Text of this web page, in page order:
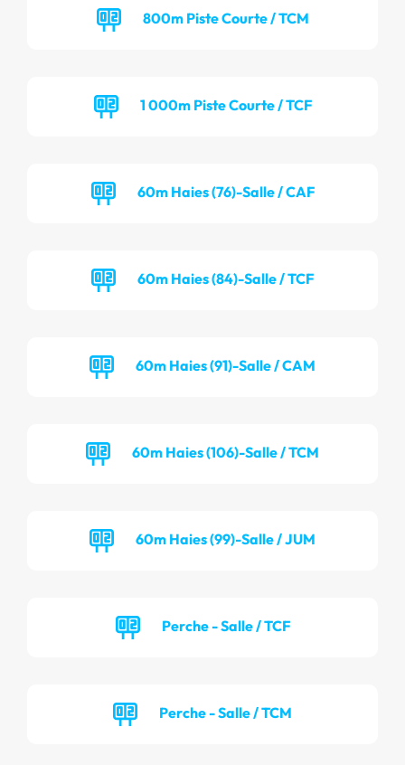
800m Piste Courte / TCM
1 000m Piste Courte / TCF
60m Haies (76)-Salle / CAF
60m Haies (84)-Salle / TCF
60m Haies (91)-Salle / CAM
60m Haies (106)-Salle / TCM
60m Haies (99)-Salle / JUM
Perche - Salle / TCF
Perche - Salle / TCM